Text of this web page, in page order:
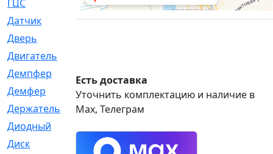
ГЦС
[74]
Датчик
[969]
Дверь
Двигатель
Демпфер
Демфер
[1]
Держатель
[5]
Диодный
Диск
[418]
Есть доставка
Уточнить комплектацию и наличие в
Max, Телеграм